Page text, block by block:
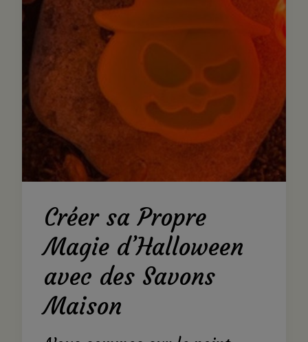
Créer sa Propre
Magie d’Halloween
avec des Savons
Maison